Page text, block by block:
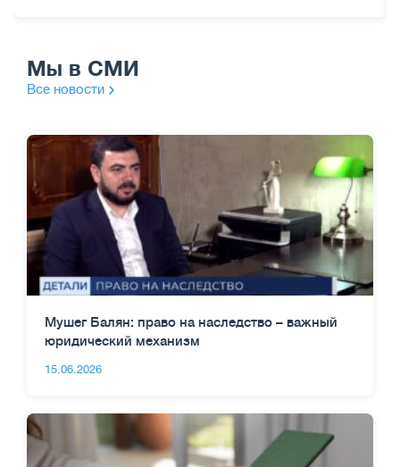
Мы в СМИ
Все новости
Мушег Балян: право на наследство – важный
юридический механизм
15.06.2026